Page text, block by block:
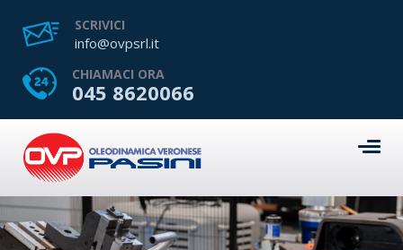
SCRIVICI
info@ovpsrl.it
CHIAMACI ORA
045 8620066